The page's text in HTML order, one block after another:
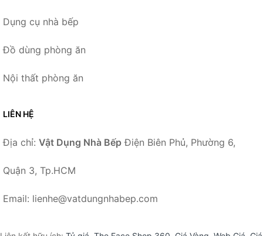
Dụng cụ nhà bếp
Đồ dùng phòng ăn
Nội thất phòng ăn
LIÊN HỆ
Địa chỉ: Vật Dụng Nhà Bếp Điện Biên Phủ, Phường 6,
Quận 3, Tp.HCM
Email: lienhe@vatdungnhabep.com